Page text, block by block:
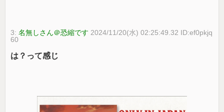
3:名無しさん＠恐縮です 2024/11/20(水) 02:25:49.32 ID:ef0pkjq
60
は？って感じ